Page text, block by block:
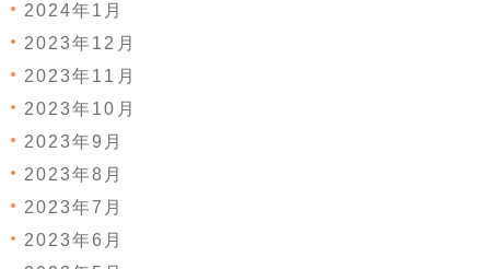
2024年1月
2023年12月
2023年11月
2023年10月
2023年9月
2023年8月
2023年7月
2023年6月